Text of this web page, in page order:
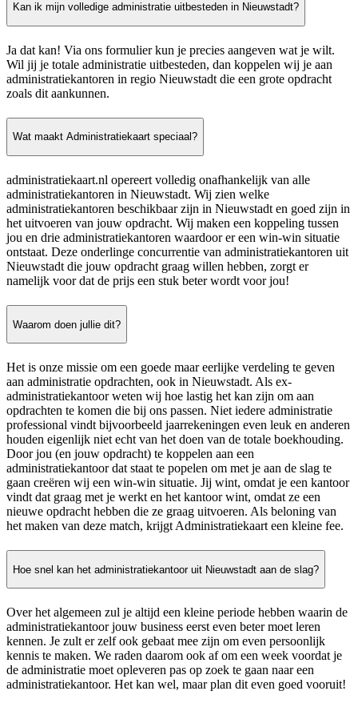
Kan ik mijn volledige administratie uitbesteden in Nieuwstadt?
Ja dat kan! Via ons formulier kun je precies aangeven wat je wilt.
Wil jij je totale administratie uitbesteden, dan koppelen wij je aan
administratiekantoren in regio Nieuwstadt die een grote opdracht
zoals dit aankunnen.
Wat maakt Administratiekaart speciaal?
administratiekaart.nl opereert volledig onafhankelijk van alle
administratiekantoren in Nieuwstadt. Wij zien welke
administratiekantoren beschikbaar zijn in Nieuwstadt en goed zijn in
het uitvoeren van jouw opdracht. Wij maken een koppeling tussen
jou en drie administratiekantoren waardoor er een win-win situatie
ontstaat. Deze onderlinge concurrentie van administratiekantoren uit
Nieuwstadt die jouw opdracht graag willen hebben, zorgt er
namelijk voor dat de prijs een stuk beter wordt voor jou!
Waarom doen jullie dit?
Het is onze missie om een goede maar eerlijke verdeling te geven
aan administratie opdrachten, ook in Nieuwstadt. Als ex-
administratiekantoor weten wij hoe lastig het kan zijn om aan
opdrachten te komen die bij ons passen. Niet iedere administratie
professional vindt bijvoorbeeld jaarrekeningen even leuk en anderen
houden eigenlijk niet echt van het doen van de totale boekhouding.
Door jou (en jouw opdracht) te koppelen aan een
administratiekantoor dat staat te popelen om met je aan de slag te
gaan creëren wij een win-win situatie. Jij wint, omdat je een kantoor
vindt dat graag met je werkt en het kantoor wint, omdat ze een
nieuwe opdracht hebben die ze graag uitvoeren. Als beloning van
het maken van deze match, krijgt Administratiekaart een kleine fee.
Hoe snel kan het administratiekantoor uit Nieuwstadt aan de slag?
Over het algemeen zul je altijd een kleine periode hebben waarin de
administratiekantoor jouw business eerst even beter moet leren
kennen. Je zult er zelf ook gebaat mee zijn om even persoonlijk
kennis te maken. We raden daarom ook af om een week voordat je
de administratie moet opleveren pas op zoek te gaan naar een
administratiekantoor. Het kan wel, maar plan dit even goed vooruit!